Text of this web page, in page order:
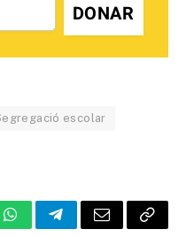
DONAR
escolar
WhatsAppTelegramEmail Copy